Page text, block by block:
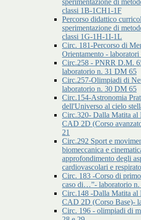
sperimentazione di
classi 1B-1CH1-1F
Percorso didattico
sperimentazione di
classi 1G-1H-1I-1L
Circ. 181-Percorso di
Orientamento - laboratori
Circ.258 - PNRR D.M.
laboratorio n. 31 DM 65
Circ.257-Olimpiadi di
laboratorio n. 30 DM 65
Circ.154-Astronomia
dell'Universo al cielo
Circ.320- Dalla Matita al
CAD 2D (Corso
21
Circ.292 Sport e
biomeccanica e
approfondimento degli
cardiovascolari e
Circ. 183 -Corso di
caso di…”- laboratorio n.
Circ.148 -Dalla Matita al
CAD 2D (Corso Base)-
Circ. 196 - olimpiadi di